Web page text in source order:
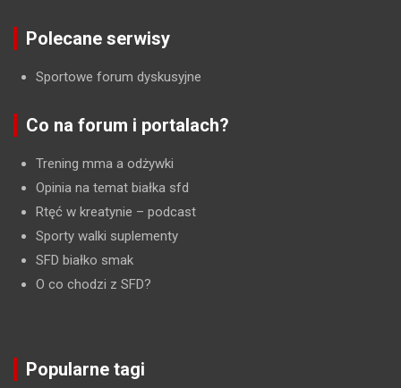
Polecane serwisy
Sportowe forum dyskusyjne
Co na forum i portalach?
Trening mma a odżywki
Opinia na temat białka sfd
Rtęć w kreatynie – podcast
Sporty walki suplementy
SFD białko smak
O co chodzi z SFD?
Popularne tagi